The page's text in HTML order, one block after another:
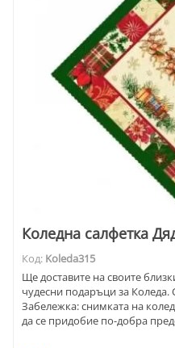
Коледна салфетка
Код: Koleda315
Ще доставите на своите
чудесни подаръци за Коледа.
Забележка: снимката на
да се придобие по-добра